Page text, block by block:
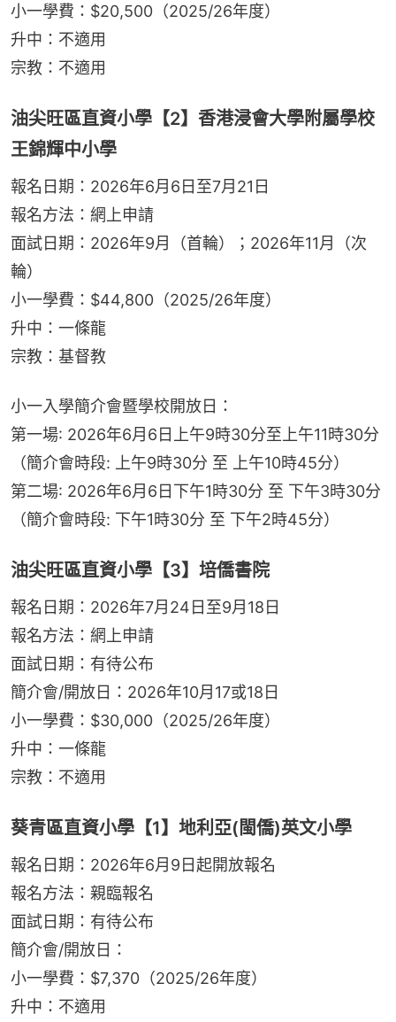
小一學費：$20,500（2025/26年度）
升中：不適用
宗教：不適用
油尖旺區直資小學【2】香港浸會大學附屬學校
王錦輝中小學
報名日期：2026年6月6日至7月21日
報名方法：網上申請
面試日期：2026年9月（首輪）；2026年11月（次
輪）
小一學費：$44,800（2025/26年度）
升中：一條龍
宗教：基督教
小一入學簡介會暨學校開放日：
第一場: 2026年6月6日上午9時30分至上午11時30分
（簡介會時段: 上午9時30分 至 上午10時45分）
第二場: 2026年6月6日下午1時30分 至 下午3時30分
（簡介會時段: 下午1時30分 至 下午2時45分）
油尖旺區直資小學【3】培僑書院
報名日期：2026年7月24日至9月18日
報名方法：網上申請
面試日期：有待公布
簡介會/開放日：2026年10月17或18日
小一學費：$30,000（2025/26年度）
升中：一條龍
宗教：不適用
葵青區直資小學【1】地利亞(閩僑)英文小學
報名日期：2026年6月9日起開放報名
報名方法：親臨報名
面試日期：有待公布
簡介會/開放日：
小一學費：$7,370（2025/26年度）
升中：不適用